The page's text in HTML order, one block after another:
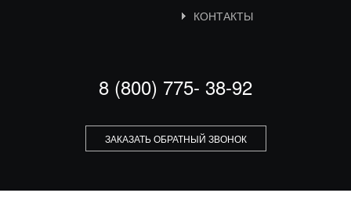
КОНТАКТЫ
8 (800) 775- 38-92
ЗАКАЗАТЬ ОБРАТНЫЙ ЗВОНОК